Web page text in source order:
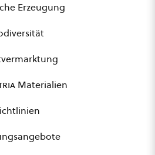
Erzeugung
Materialien